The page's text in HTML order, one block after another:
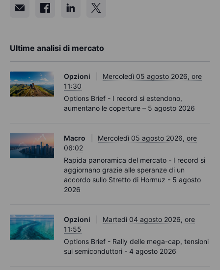
Ultime analisi di mercato
Opzioni
Mercoledì 05 agosto 2026, ore
11:30
Options Brief - I record si estendono,
aumentano le coperture – 5 agosto 2026
Macro
Mercoledì 05 agosto 2026, ore
06:02
Rapida panoramica del mercato - I record si
aggiornano grazie alle speranze di un
accordo sullo Stretto di Hormuz - 5 agosto
2026
Opzioni
Martedì 04 agosto 2026, ore
11:55
Options Brief - Rally delle mega-cap, tensioni
sui semiconduttori - 4 agosto 2026